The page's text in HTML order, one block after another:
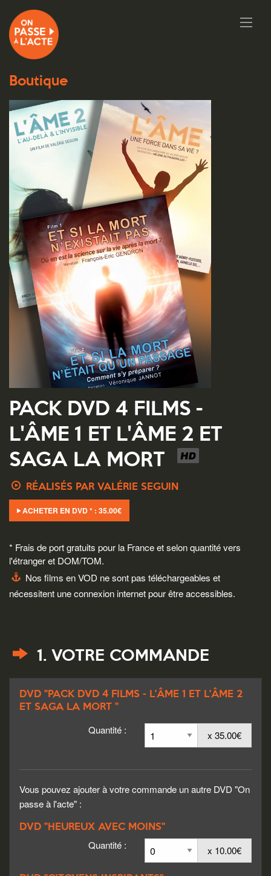
Boutique
PACK DVD 4 FILMS -
L'ÂME 1 ET L'ÂME 2 ET
SAGA LA MORT
RÉALISÉS PAR VALÉRIE SEGUIN
ACHETER EN DVD * :35.00€
* Frais de port gratuits pour la France et selon quantité vers
l'étranger et DOM/TOM.
Nos films en VOD ne sont pas téléchargeables et
nécessitent une connexion internet pour être accessibles.
1. VOTRE COMMANDE
DVD "PACK DVD 4 FILMS - L'ÂME 1 ET L'ÂME 2
ET SAGA LA MORT "
Quantité : x 35.00€
Vous pouvez ajouter à votre commande un autre DVD "On
passe à l'acte" :
DVD "HEUREUX AVEC MOINS"
Quantité : x 10.00€